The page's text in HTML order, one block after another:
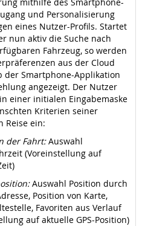
und Personalisierung
eines Nutzer-Profils. Startet
nun aktiv die Suche nach
Fahrzeug, so werden
aus der Cloud
der Smartphone-Applikation
angezeigt. Der Nutzer
einer initialen Eingabemaske
Kriterien seiner
Reise ein:
der Fahrt:Auswahl
(Voreinstellung auf
Auswahl Position durch
Position von Karte,
Favoriten aus Verlauf
auf aktuelle GPS-Position)